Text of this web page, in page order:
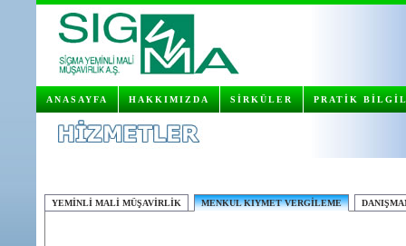
ANASAYFA HAKKIMIZDA SİRKÜLER PRATİK
YEMİNLİ MALİ MÜŞAVİRLİK MENKUL KIYMET VERGİLEME